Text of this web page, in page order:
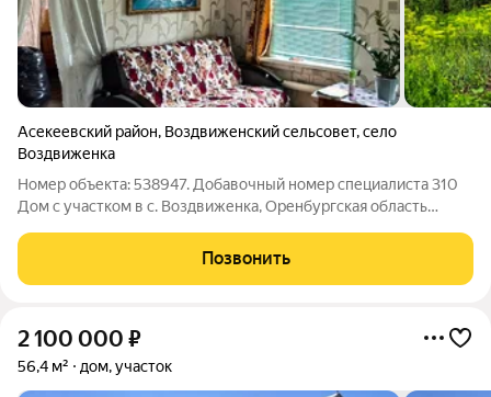
Асекеевский район, Воздвиженский сельсовет,село
Воздвиженка
Номер объекта: 538947. Добавочный номер специалиста 310
Дом с участком в с. Воздвиженка, Оренбургская область
поля и река, тишина и свежий воздух. Дом: 2 комнаты + кухня
свет и газ в доме
Позвонить
2 100 000 ₽
56,4 м² дом, участок